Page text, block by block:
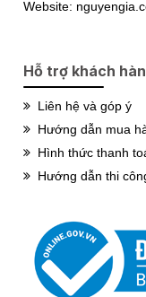
Website:
Hỗ trợ khách
Liên hệ và góp ý
Hướng dẫn mua
Hình thức thanh
Hướng dẫn thi